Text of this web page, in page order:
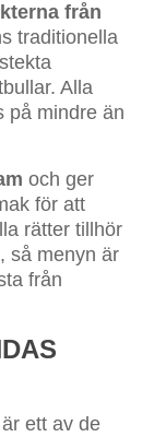
från
traditionella
Alla
på mindre än
och ger
för att
rätter tillhör
, så menyn är
från
ett av de